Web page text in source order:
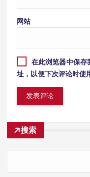
网站
在此浏览器中保存
址，以便下次评论时使
搜索